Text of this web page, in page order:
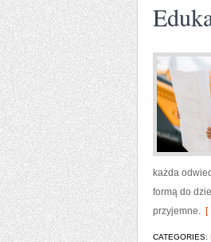
każda
formą do
przyjemne. [
CATEGORIES: